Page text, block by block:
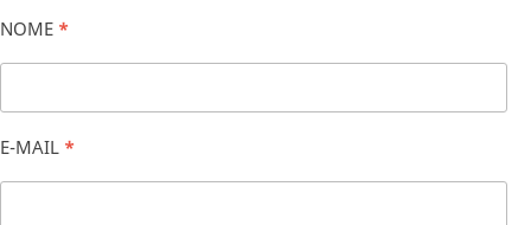
NOME *
E-MAIL *